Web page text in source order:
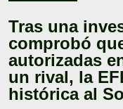
Tras una
comprobó
autorizadas
un rival, la
histórica al